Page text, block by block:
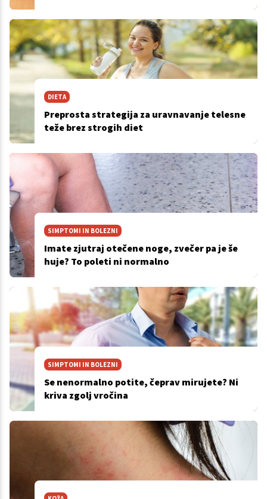
DIETA
Preprosta strategija za uravnavanje telesne
teže brez strogih diet
SIMPTOMI IN BOLEZNI
Imate zjutraj otečene noge, zvečer pa je še
huje? To poleti ni normalno
SIMPTOMI IN BOLEZNI
Se nenormalno potite, čeprav mirujete? Ni
kriva zgolj vročina